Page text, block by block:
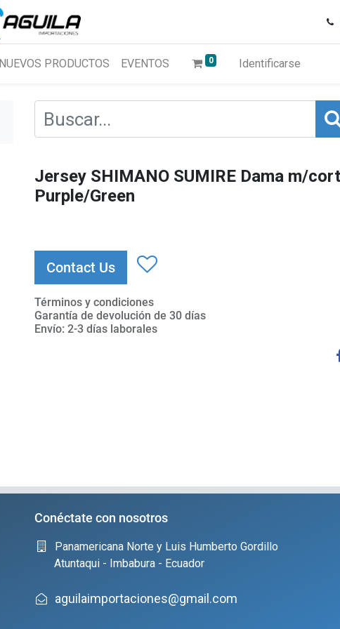
NUEVOS PRODUCTOS EVENTOS 0 Identificarse
Jersey SHIMANO SUMIRE Dama m/
Purple/Green
Contact Us
Términos y condiciones
Garantía de devolución de 30 días
Envío: 2-3 días laborales
Conéctate con nosotros
Panamericana Norte y Luis Humberto Gordillo
Atuntaqui - Imbabura - Ecuador
aguilaimportaciones@gmail.com